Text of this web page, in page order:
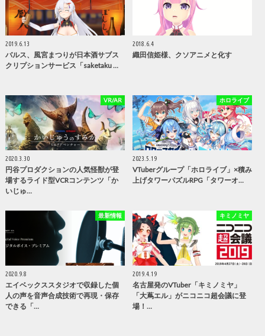
2019.6.13
バルス、風宮まつりが日本酒サブス
クリプションサービス「saketaku …
2018.6.4
織田信姫様、クソアニメと化す
VR/AR
2020.3.30
円谷プロダクションの人気怪獣が登
場するライド型VCRコンテンツ「か
いじゅ…
ホロライブ
2023.5.19
VTuberグループ「ホロライブ」×積み
上げタワーパズルRPG「タワーオ…
最新情報
2020.9.8
エイベックススタジオで収録した個
人の声を音声合成技術で再現・保存
できる「…
キミノミヤ
2019.4.19
名古屋発のVTuber「キミノミヤ」
「大蔦エル」がニコニコ超会議に登
場！…